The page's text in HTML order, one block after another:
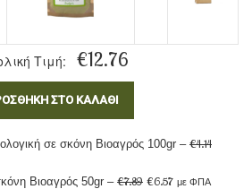
Τιμή: €12.76
σε σκόνη Βιοαγρός 100gr – €4.14
Βιοαγρός 50gr – €7.89 €6.57 με ΦΠΑ